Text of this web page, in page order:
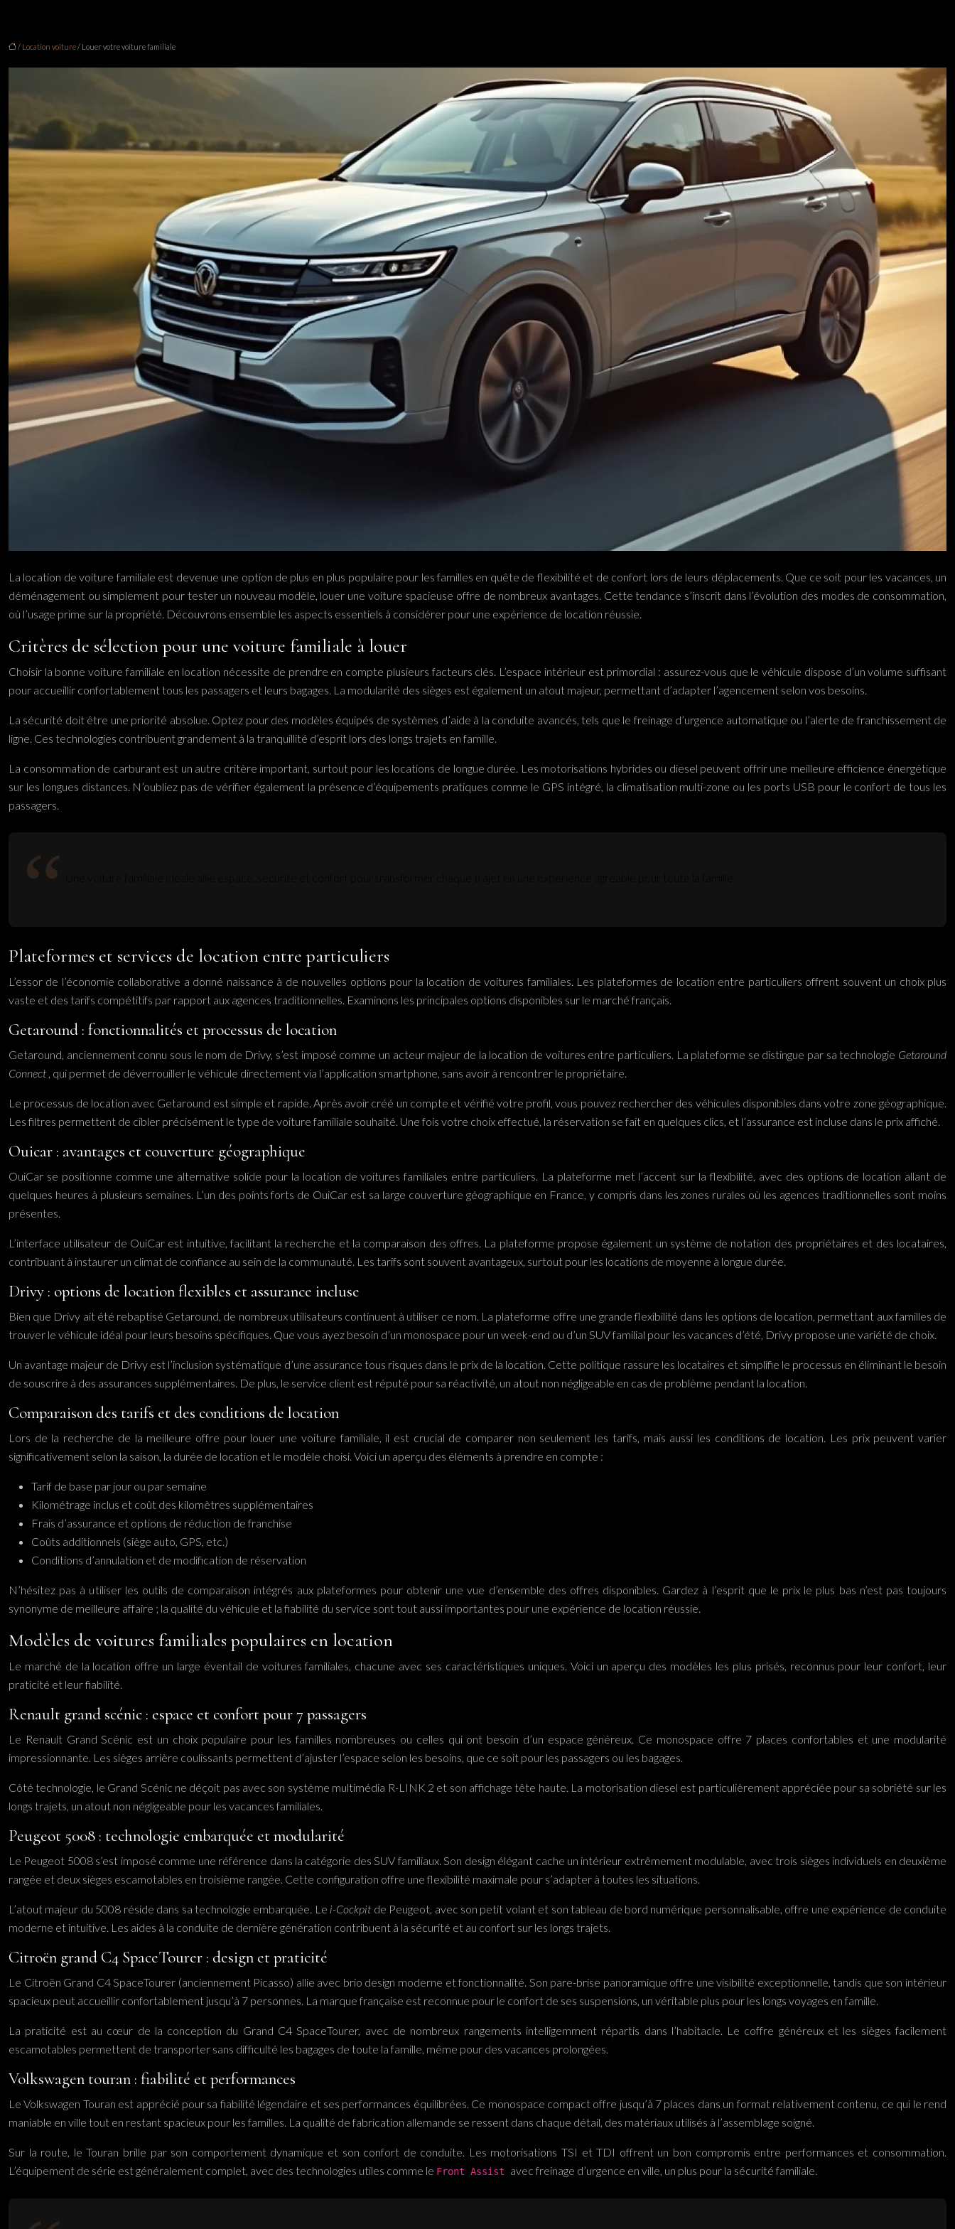
/ Location voiture/ Louer votre voiture familiale
La location de voiture familiale est devenue une option de plus en plus populaire pour les familles en quête de flexibilité et de confort lors de leurs déplacements. Que ce soit pour les vacances, un
déménagement ou simplement pour tester un nouveau modèle, louer une voiture spacieuse offre de nombreux avantages. Cette tendance s’inscrit dans l’évolution des modes de consommation,
où l’usage prime sur la propriété. Découvrons ensemble les aspects essentiels à considérer pour une expérience de location réussie.
Critères de sélection pour une voiture familiale à louer
Choisir la bonne voiture familiale en location nécessite de prendre en compte plusieurs facteurs clés. L’espace intérieur est primordial : assurez-vous que le véhicule dispose d’un volume suffisant
pour accueillir confortablement tous les passagers et leurs bagages. La modularité des sièges est également un atout majeur, permettant d’adapter l’agencement selon vos besoins.
La sécurité doit être une priorité absolue. Optez pour des modèles équipés de systèmes d’aide à la conduite avancés, tels que le freinage d’urgence automatique ou l’alerte de franchissement de
ligne. Ces technologies contribuent grandement à la tranquillité d’esprit lors des longs trajets en famille.
La consommation de carburant est un autre critère important, surtout pour les locations de longue durée. Les motorisations hybrides ou diesel peuvent offrir une meilleure efficience énergétique
sur les longues distances. N’oubliez pas de vérifier également la présence d’équipements pratiques comme le GPS intégré, la climatisation multi-zone ou les ports USB pour le confort de tous les
passagers.
Plateformes et services de location entre particuliers
L’essor de l’économie collaborative a donné naissance à de nouvelles options pour la location de voitures familiales. Les plateformes de location entre particuliers offrent souvent un choix plus
vaste et des tarifs compétitifs par rapport aux agences traditionnelles. Examinons les principales options disponibles sur le marché français.
Getaround : fonctionnalités et processus de location
Getaround, anciennement connu sous le nom de Drivy, s’est imposé comme un acteur majeur de la location de voitures entre particuliers. La plateforme se distingue par sa technologie Getaround
Connect , qui permet de déverrouiller le véhicule directement via l’application smartphone, sans avoir à rencontrer le propriétaire.
Le processus de location avec Getaround est simple et rapide. Après avoir créé un compte et vérifié votre profil, vous pouvez rechercher des véhicules disponibles dans votre zone géographique.
Les filtres permettent de cibler précisément le type de voiture familiale souhaité. Une fois votre choix effectué, la réservation se fait en quelques clics, et l’assurance est incluse dans le prix affiché.
Ouicar : avantages et couverture géographique
OuiCar se positionne comme une alternative solide pour la location de voitures familiales entre particuliers. La plateforme met l’accent sur la flexibilité, avec des options de location allant de
quelques heures à plusieurs semaines. L’un des points forts de OuiCar est sa large couverture géographique en France, y compris dans les zones rurales où les agences traditionnelles sont moins
présentes.
L’interface utilisateur de OuiCar est intuitive, facilitant la recherche et la comparaison des offres. La plateforme propose également un système de notation des propriétaires et des locataires,
contribuant à instaurer un climat de confiance au sein de la communauté. Les tarifs sont souvent avantageux, surtout pour les locations de moyenne à longue durée.
Drivy : options de location flexibles et assurance incluse
Bien que Drivy ait été rebaptisé Getaround, de nombreux utilisateurs continuent à utiliser ce nom. La plateforme offre une grande flexibilité dans les options de location, permettant aux familles de
trouver le véhicule idéal pour leurs besoins spécifiques. Que vous ayez besoin d’un monospace pour un week-end ou d’un SUV familial pour les vacances d’été, Drivy propose une variété de choix.
Un avantage majeur de Drivy est l’inclusion systématique d’une assurance tous risques dans le prix de la location. Cette politique rassure les locataires et simplifie le processus en éliminant le besoin
de souscrire à des assurances supplémentaires. De plus, le service client est réputé pour sa réactivité, un atout non négligeable en cas de problème pendant la location.
Comparaison des tarifs et des conditions de location
Lors de la recherche de la meilleure offre pour louer une voiture familiale, il est crucial de comparer non seulement les tarifs, mais aussi les conditions de location. Les prix peuvent varier
significativement selon la saison, la durée de location et le modèle choisi. Voici un aperçu des éléments à prendre en compte :
Tarif de base par jour ou par semaine
Kilométrage inclus et coût des kilomètres supplémentaires
Frais d’assurance et options de réduction de franchise
Coûts additionnels (siège auto, GPS, etc.)
Conditions d’annulation et de modification de réservation
N’hésitez pas à utiliser les outils de comparaison intégrés aux plateformes pour obtenir une vue d’ensemble des offres disponibles. Gardez à l’esprit que le prix le plus bas n’est pas toujours
synonyme de meilleure affaire ; la qualité du véhicule et la fiabilité du service sont tout aussi importantes pour une expérience de location réussie.
Modèles de voitures familiales populaires en location
Le marché de la location offre un large éventail de voitures familiales, chacune avec ses caractéristiques uniques. Voici un aperçu des modèles les plus prisés, reconnus pour leur confort, leur
praticité et leur fiabilité.
Renault grand scénic : espace et confort pour 7 passagers
Le Renault Grand Scénic est un choix populaire pour les familles nombreuses ou celles qui ont besoin d’un espace généreux. Ce monospace offre 7 places confortables et une modularité
impressionnante. Les sièges arrière coulissants permettent d’ajuster l’espace selon les besoins, que ce soit pour les passagers ou les bagages.
Côté technologie, le Grand Scénic ne déçoit pas avec son système multimédia R-LINK 2 et son affichage tête haute. La motorisation diesel est particulièrement appréciée pour sa sobriété sur les
longs trajets, un atout non négligeable pour les vacances familiales.
Peugeot 5008 : technologie embarquée et modularité
Le Peugeot 5008 s’est imposé comme une référence dans la catégorie des SUV familiaux. Son design élégant cache un intérieur extrêmement modulable, avec trois sièges individuels en deuxième
rangée et deux sièges escamotables en troisième rangée. Cette configuration offre une flexibilité maximale pour s’adapter à toutes les situations.
L’atout majeur du 5008 réside dans sa technologie embarquée. Le i-Cockpit de Peugeot, avec son petit volant et son tableau de bord numérique personnalisable, offre une expérience de conduite
moderne et intuitive. Les aides à la conduite de dernière génération contribuent à la sécurité et au confort sur les longs trajets.
Citroën grand C4 SpaceTourer : design et praticité
Le Citroën Grand C4 SpaceTourer (anciennement Picasso) allie avec brio design moderne et fonctionnalité. Son pare-brise panoramique offre une visibilité exceptionnelle, tandis que son intérieur
spacieux peut accueillir confortablement jusqu’à 7 personnes. La marque française est reconnue pour le confort de ses suspensions, un véritable plus pour les longs voyages en famille.
La praticité est au cœur de la conception du Grand C4 SpaceTourer, avec de nombreux rangements intelligemment répartis dans l’habitacle. Le coffre généreux et les sièges facilement
escamotables permettent de transporter sans difficulté les bagages de toute la famille, même pour des vacances prolongées.
Volkswagen touran : fiabilité et performances
Le Volkswagen Touran est apprécié pour sa fiabilité légendaire et ses performances équilibrées. Ce monospace compact offre jusqu’à 7 places dans un format relativement contenu, ce qui le rend
maniable en ville tout en restant spacieux pour les familles. La qualité de fabrication allemande se ressent dans chaque détail, des matériaux utilisés à l’assemblage soigné.
Sur la route, le Touran brille par son comportement dynamique et son confort de conduite. Les motorisations TSI et TDI offrent un bon compromis entre performances et consommation.
L’équipement de série est généralement complet, avec des technologies utiles comme le Front Assist avec freinage d’urgence en ville, un plus pour la sécurité familiale.